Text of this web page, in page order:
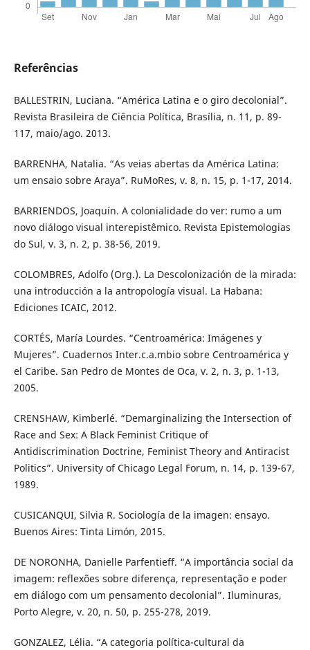
Referências
BALLESTRIN, Luciana. “América Latina e o giro decolonial”.
Revista Brasileira de Ciência Política, Brasília, n. 11, p. 89-
117, maio/ago. 2013.
BARRENHA, Natalia. “As veias abertas da América Latina:
um ensaio sobre Araya”. RuMoRes, v. 8, n. 15, p. 1-17, 2014.
BARRIENDOS, Joaquín. A colonialidade do ver: rumo a um
novo diálogo visual interepistêmico. Revista Epistemologias
do Sul, v. 3, n. 2, p. 38-56, 2019.
COLOMBRES, Adolfo (Org.). La Descolonización de la mirada:
una introducción a la antropología visual. La Habana:
Ediciones ICAIC, 2012.
CORTÉS, María Lourdes. “Centroamérica: Imágenes y
Mujeres”. Cuadernos Inter.c.a.mbio sobre Centroamérica y
el Caribe. San Pedro de Montes de Oca, v. 2, n. 3, p. 1-13,
2005.
CRENSHAW, Kimberlé. “Demarginalizing the Intersection of
Race and Sex: A Black Feminist Critique of
Antidiscrimination Doctrine, Feminist Theory and Antiracist
Politics”. University of Chicago Legal Forum, n. 14, p. 139-67,
1989.
CUSICANQUI, Silvia R. Sociología de la imagen: ensayo.
Buenos Aires: Tinta Limón, 2015.
DE NORONHA, Danielle Parfentieff. “A importância social da
imagem: reflexões sobre diferença, representação e poder
em diálogo com um pensamento decolonial”. Iluminuras,
Porto Alegre, v. 20, n. 50, p. 255-278, 2019.
GONZALEZ, Lélia. “A categoria política-cultural da